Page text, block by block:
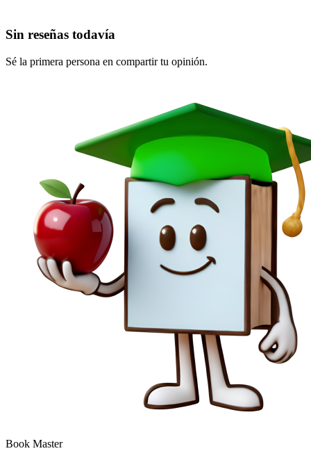
Sin reseñas todavía
Sé la primera persona en compartir tu opinión.
Book Master